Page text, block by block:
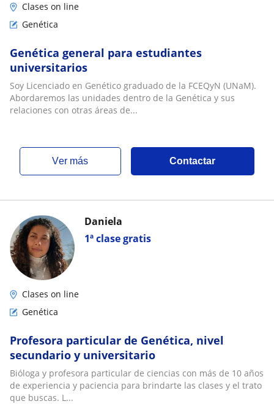
Clases on line
Genética
Genética general para estudiantes
universitarios
Soy Licenciado en Genético graduado de la FCEQyN (UNaM).
Abordaremos las unidades dentro de la Genética y sus
relaciones con otras áreas de...
ver más Contactar
1ª clase gratis
Daniela
Clases on line
Genética
Profesora particular de Genética, nivel
secundario y universitario
Bióloga y profesora particular de ciencias con más de 10 años
de experiencia y paciencia para brindarte las clases y el trato
que buscas. L...